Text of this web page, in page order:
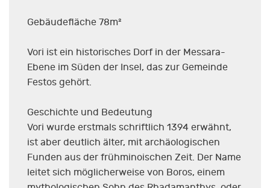
Gebäudefläche 78m²
Vori ist ein historisches Dorf in der Messara-
Ebene im Süden der Insel, das zur Gemeinde
Festos gehört.
Geschichte und Bedeutung
Vori wurde erstmals schriftlich 1394 erwähnt,
ist aber deutlich älter, mit archäologischen
Funden aus der frühminoischen Zeit. Der Name
leitet sich möglicherweise von Boros, einem